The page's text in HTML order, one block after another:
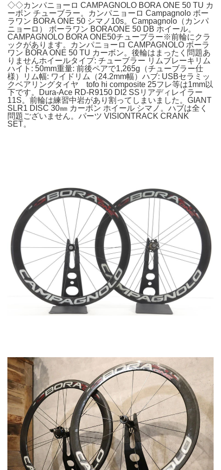
◇◇カンパニョーロ CAMPAGNOLO BORA ONE 50 TU カ
ーボン チューブラー。カンパニョーロ Campagnolo ボー
ラワン BORA ONE 50 シマノ10s。Campagnolo（カンパ
ニョーロ） ボーラワン BORAONE 50 DB ホイール。
CAMPAGNOLO BORA ONE50チューブラー※前輪にクラ
ックがあります。カンパニョーロ CAMPAGNOLO ボーラ
ワン BORA ONE 50 TU カーボン。後輪はまったく問題あ
りませんホイールタイプ: チューブラー リムブレーキリム
ハイト: 50mm重量: 前後ペアで1,265g（チューブラー仕
様）リム幅: ワイドリム（24.2mm幅）ハブ: USBセラミッ
クベアリングタイヤ tofo hi composite 25フレ等は1mm以
下です。Dura-Ace RD-R9150 DI2 SSリアディレイラー
11S。前輪は練習中岩があり割ってしまいました。GIANT
SLR1 DISC 30㎜ カーボン ホイール シマノ。ハブは全く
問題ございません。パーツ VISIONTRACK CRANK
SET。